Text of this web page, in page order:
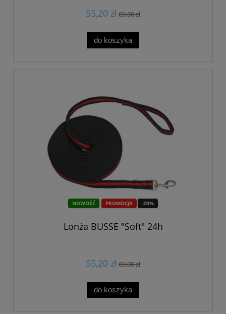
55,20 zł69,00 zł
do koszyka
PROMOCJA -20%
NOWOŚĆ
Lonża BUSSE "Soft" 24h
55,20 zł69,00 zł
do koszyka